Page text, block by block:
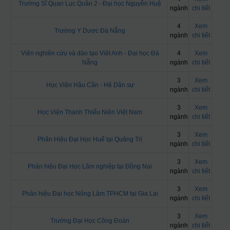
Trường Sĩ Quan Lục Quân 2 - Đại học Nguyễn Huệ
ngành
chi tiết
Trường Y Dược Đà Nẵng
4
ngành
Xem
chi tiết
Viện nghiên cứu và đào tạo Việt Anh - Đại học Đà
Nẵng
4
ngành
Xem
chi tiết
Học Viện Hậu Cần - Hệ Dân sự
3
ngành
Xem
chi tiết
Học Viện Thanh Thiếu Niên Việt Nam
3
ngành
Xem
chi tiết
Phân Hiệu Đại Học Huế tại Quảng Trị
3
ngành
Xem
chi tiết
Phân hiệu Đại Học Lâm nghiệp tại Đồng Nai
3
ngành
Xem
chi tiết
Phân hiệu Đại học Nông Lâm TPHCM tại Gia Lai
3
ngành
Xem
chi tiết
Trường Đại Học Công Đoàn
3
ngành
Xem
chi tiết